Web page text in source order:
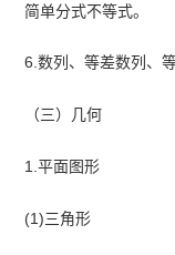
简单分式不等式。
6.数列、等差数列、
（三）几何
1.平面图形
(1)三角形